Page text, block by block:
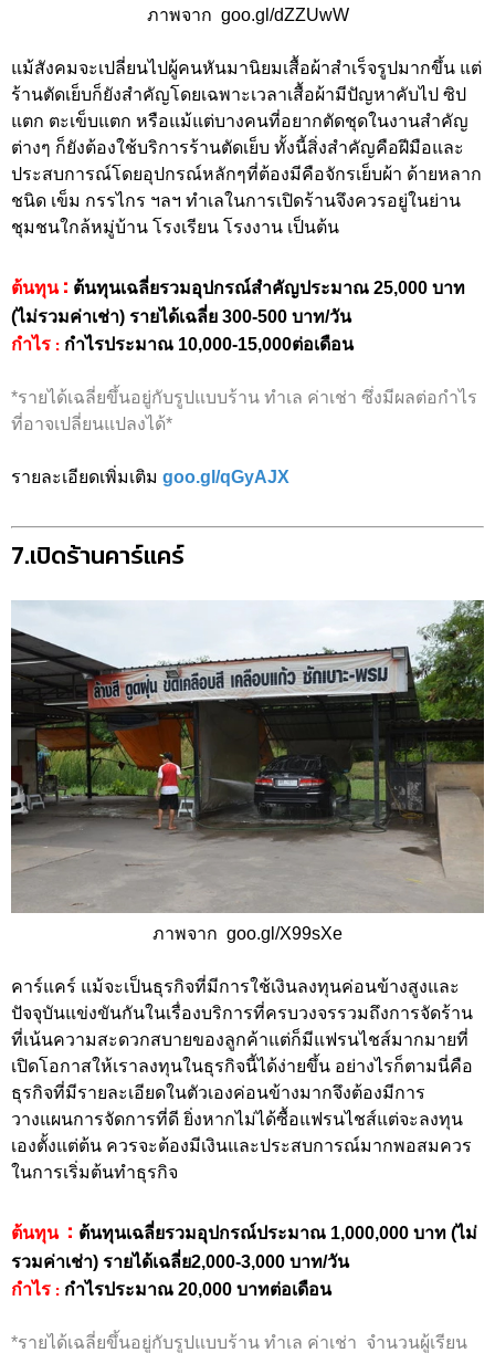
ภาพจาก goo.gl/dZZUwW
แม้สังคมจะเปลี่ยนไปผู้คนหันมานิยมเสื้อผ้าสำเร็จรูปมากขึ้น แต่
ร้านตัดเย็บก็ยังสำคัญโดยเฉพาะเวลาเสื้อผ้ามีปัญหาคับไป ซิป
แตก ตะเข็บแตก หรือแม้แต่บางคนที่อยากตัดชุดในงานสำคัญ
ต่างๆ ก็ยังต้องใช้บริการร้านตัดเย็บ ทั้งนี้สิ่งสำคัญคือฝีมือและ
ประสบการณ์โดยอุปกรณ์หลักๆที่ต้องมีคือจักรเย็บผ้า ด้ายหลาก
ชนิด เข็ม กรรไกร ฯลฯ ทำเลในการเปิดร้านจึงควรอยู่ในย่าน
ชุมชนใกล้หมู่บ้าน โรงเรียน โรงงาน เป็นต้น
ต้นทุน : ต้นทุนเฉลี่ยรวมอุปกรณ์สำคัญประมาณ 25,000 บาท
(ไม่รวมค่าเช่า) รายได้เฉลี่ย 300-500 บาท/วัน
กำไร : กำไรประมาณ 10,000-15,000ต่อเดือน
*รายได้เฉลี่ยขึ้นอยู่กับรูปแบบร้าน ทำเล ค่าเช่า ซึ่งมีผลต่อกำไร
ที่อาจเปลี่ยนแปลงได้*
รายละเอียดเพิ่มเติม goo.gl/qGyAJX
7.เปิดร้านคาร์แคร์
ภาพจาก goo.gl/X99sXe
คาร์แคร์ แม้จะเป็นธุรกิจที่มีการใช้เงินลงทุนค่อนข้างสูงและ
ปัจจุบันแข่งขันกันในเรื่องบริการที่ครบวงจรรวมถึงการจัดร้าน
ที่เน้นความสะดวกสบายของลูกค้าแต่ก็มีแฟรนไชส์มากมายที่
เปิดโอกาสให้เราลงทุนในธุรกิจนี้ได้ง่ายขึ้น อย่างไรก็ตามนี่คือ
ธุรกิจที่มีรายละเอียดในตัวเองค่อนข้างมากจึงต้องมีการ
วางแผนการจัดการที่ดี ยิ่งหากไม่ได้ซื้อแฟรนไชส์แต่จะลงทุน
เองตั้งแต่ต้น ควรจะต้องมีเงินและประสบการณ์มากพอสมควร
ในการเริ่มต้นทำธุรกิจ
ต้นทุน : ต้นทุนเฉลี่ยรวมอุปกรณ์ประมาณ 1,000,000 บาท (ไม่
รวมค่าเช่า) รายได้เฉลี่ย2,000-3,000 บาท/วัน
กำไร : กำไรประมาณ 20,000 บาทต่อเดือน
*รายได้เฉลี่ยขึ้นอยู่กับรูปแบบร้าน ทำเล ค่าเช่า จำนวนผู้เรียน